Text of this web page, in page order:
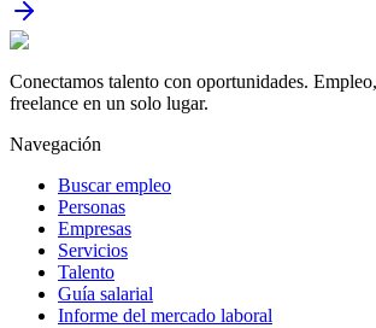
Conectamos talento con oportunidades.
freelance en un solo lugar.
Navegación
Buscar empleo
Personas
Empresas
Servicios
Talento
Guía salarial
Informe del mercado laboral